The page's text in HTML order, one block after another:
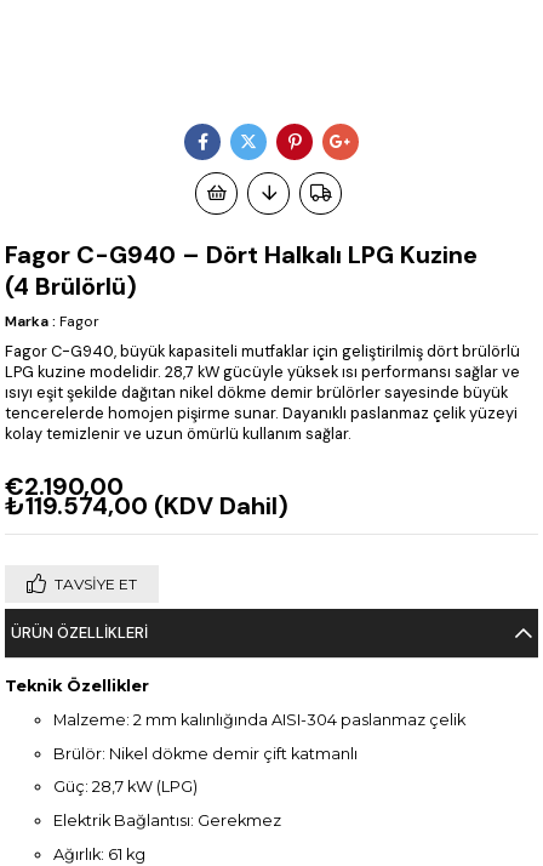
Fagor C-G940 – Dört Halkalı LPG Kuzine
(4 Brülörlü)
Marka : Fagor
Fagor C-G940, büyük kapasiteli mutfaklar için geliştirilmiş dört brülörlü
LPG kuzine modelidir. 28,7 kW gücüyle yüksek ısı performansı sağlar ve
ısıyı eşit şekilde dağıtan nikel dökme demir brülörler sayesinde büyük
tencerelerde homojen pişirme sunar. Dayanıklı paslanmaz çelik yüzeyi
kolay temizlenir ve uzun ömürlü kullanım sağlar.
€2.190,00
₺119.574,00 (KDV Dahil)
TAVSIYE ET
ÜRÜN ÖZELLIKLERI
Teknik Özellikler
Malzeme: 2 mm kalınlığında AISI-304 paslanmaz çelik
Brülör: Nikel dökme demir çift katmanlı
Güç: 28,7 kW (LPG)
Elektrik Bağlantısı: Gerekmez
Ağırlık: 61 kg